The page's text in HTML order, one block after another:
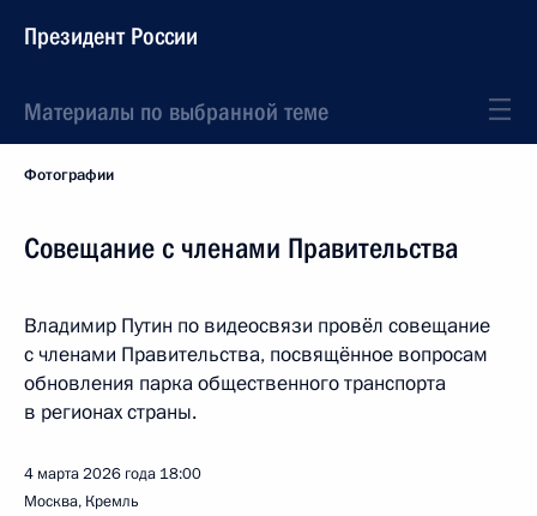
Президент России
Материалы по выбранной теме
Фотографии
Совещание с членами Правительства
Владимир Путин по видеосвязи провёл совещание
с членами Правительства, посвящённое вопросам
обновления парка общественного транспорта
в регионах страны.
4 марта 2026 года 18:00
Москва, Кремль